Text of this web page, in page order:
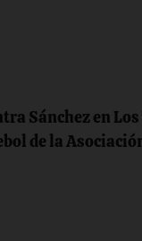
Sánchez en
de la